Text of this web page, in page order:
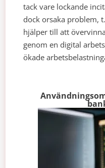
tack vare lockande
dock orsaka problem,
hjälper till att
genom en digital
ökade